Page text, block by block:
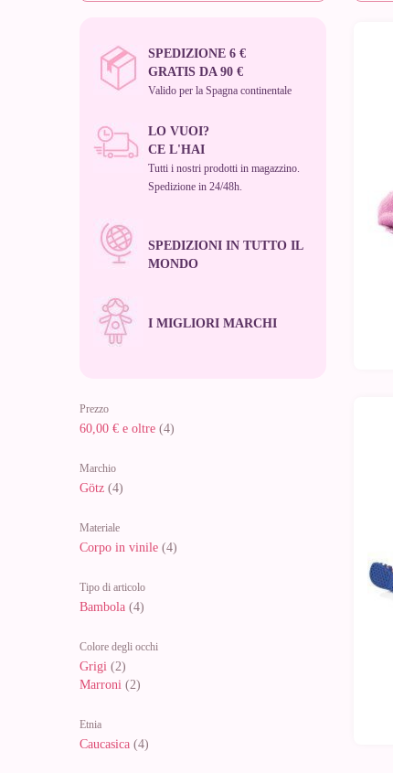
SPEDIZIONE 6 €
GRATIS DA 90 €
Valido per la Spagna continentale
LO VUOI?
CE L'HAI
Tutti i nostri prodotti in magazzino.
Spedizione in 24/48h.
SPEDIZIONI IN TUTTO IL
MONDO
I MIGLIORI MARCHI
Prezzo
60,00 € e oltre (4)
Marchio
Götz (4)
Materiale
Corpo in vinile (4)
Tipo di articolo
Bambola (4)
Colore degli occhi
Grigi (2)
Marroni (2)
Etnia
Caucasica (4)